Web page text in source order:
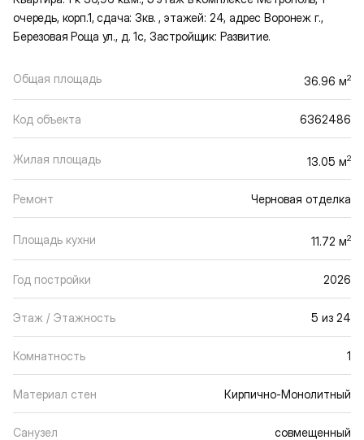
очередь, корп.1, сдача: 3кв. , этажей: 24, адрес Воронеж г.,
Березовая Роща ул., д. 1с, Застройщик: Развитие.
Общая площадь 36.96 м2
Код объекта 6362486
Жилая площадь 13.05 м2
Ремонт Черновая отделка
Площадь кухни 11.72 м2
Год постройки 2026
Этаж / Этажность 5 из 24
Комнатность 1
Материал стен Кирпично-Монолитный
Санузел совмещенный